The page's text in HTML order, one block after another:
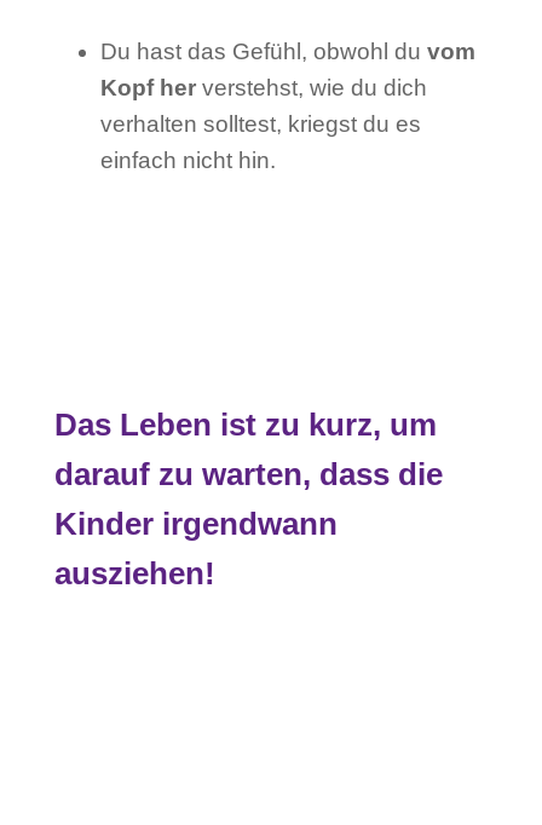
Du hast das Gefühl, obwohl du vom
Kopf herverstehst, wie du dich
verhalten solltest, kriegst du es
einfach nicht hin.
Das Leben ist zu kurz, um
darauf zu warten, dass die
Kinder irgendwann
ausziehen!